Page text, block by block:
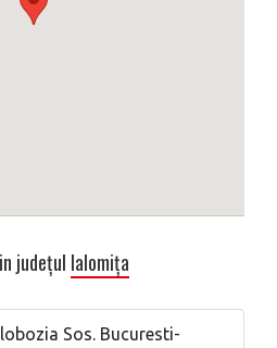
județul Ialomița
Sos. Bucuresti-